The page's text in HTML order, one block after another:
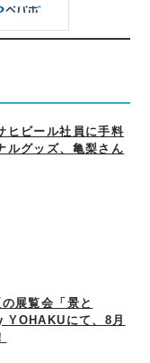
ヒビール社員に手料
ルグッズ、亀梨さん
展覧会「景と
YOHAKUにて、8月